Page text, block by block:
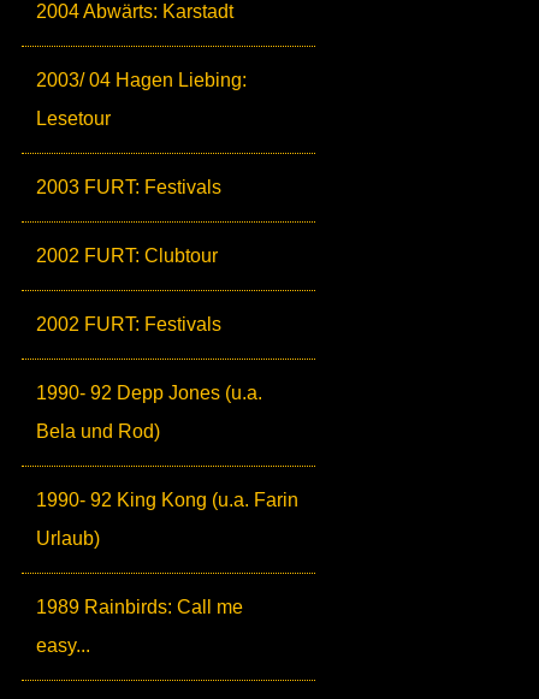
2004 Abwärts: Karstadt
2003/ 04 Hagen Liebing:
Lesetour
2003 FURT: Festivals
2002 FURT: Clubtour
2002 FURT: Festivals
1990- 92 Depp Jones (u.a.
Bela und Rod)
1990- 92 King Kong (u.a. Farin
Urlaub)
1989 Rainbirds: Call me
easy...